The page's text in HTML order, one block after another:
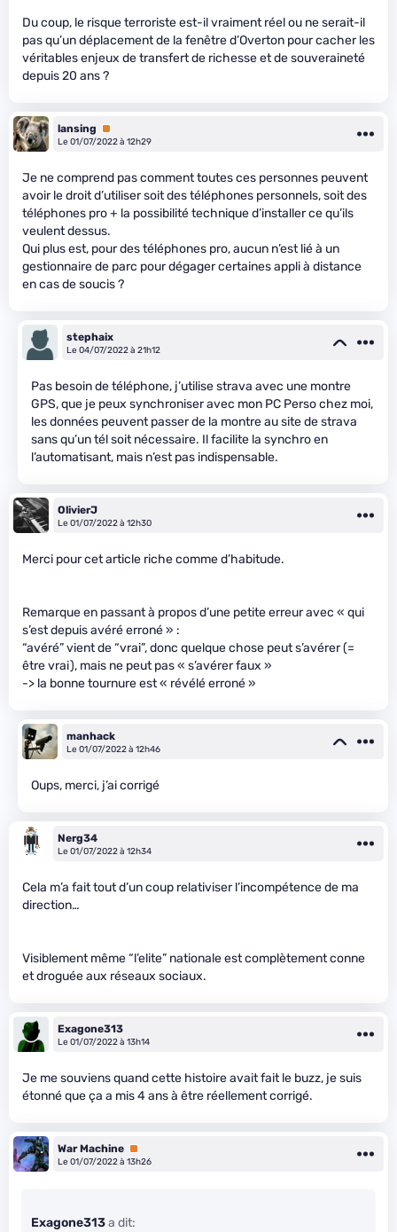
Du coup, le risque terroriste est-il vraiment réel ou ne serait-il
pas qu’un déplacement de la fenêtre d’Overton pour cacher les
véritables enjeux de transfert de richesse et de souveraineté
depuis 20 ans ?
lansing
Premium
Le 01/07/2022 à 12h29
Je ne comprend pas comment toutes ces personnes peuvent
avoir le droit d’utiliser soit des téléphones personnels, soit des
téléphones pro + la possibilité technique d’installer ce qu’ils
veulent dessus.
Qui plus est, pour des téléphones pro, aucun n’est lié à un
gestionnaire de parc pour dégager certaines appli à distance
en cas de soucis ?
stephaix
Le 04/07/2022 à 21h12
Pas besoin de téléphone, j’utilise strava avec une montre
GPS, que je peux synchroniser avec mon PC Perso chez moi,
les données peuvent passer de la montre au site de strava
sans qu’un tél soit nécessaire. Il facilite la synchro en
l’automatisant, mais n’est pas indispensable.
OlivierJ
Le 01/07/2022 à 12h30
Merci pour cet article riche comme d’habitude.
Remarque en passant à propos d’une petite erreur avec « qui
s’est depuis avéré erroné » :
“avéré” vient de “vrai”, donc quelque chose peut s’avérer (=
être vrai), mais ne peut pas « s’avérer faux »
-> la bonne tournure est « révélé erroné »
manhack
Le 01/07/2022 à 12h46
Oups, merci, j’ai corrigé
Nerg34
Le 01/07/2022 à 12h34
Cela m’a fait tout d’un coup relativiser l’incompétence de ma
direction…
Visiblement même “l’elite” nationale est complètement conne
et droguée aux réseaux sociaux.
Exagone313
Le 01/07/2022 à 13h14
Je me souviens quand cette histoire avait fait le buzz, je suis
étonné que ça a mis 4 ans à être réellement corrigé.
War Machine Premium
Le 01/07/2022 à 13h26
Exagone313a dit: